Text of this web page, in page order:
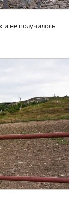
и не получилось